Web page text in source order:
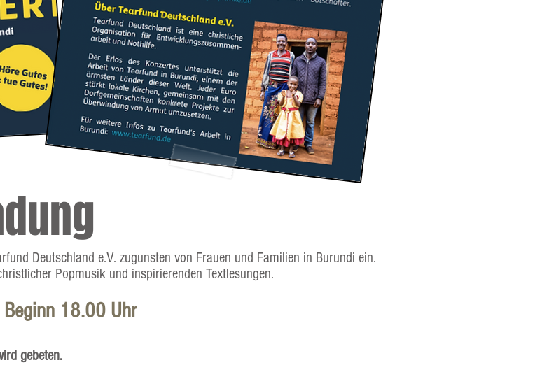
Deutschland e.V. zugunsten von Frauen und Familien in Burundi ein.
Popmusik und inspirierenden Textlesungen.
18.00 Uhr
gebeten.